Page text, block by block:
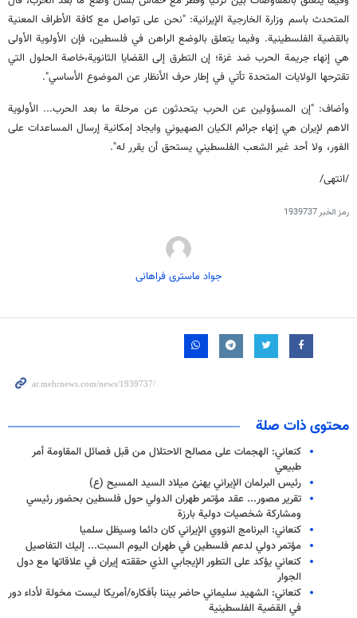
المتحدث باسم وزارة الخارجية الإيرانية: "نحن على تواصل مع كافة الأطراف المعنية
بالقضية الفلسطينية. وفيما يتعلق بالوضع الراهن في فلسطين، فإن الأولوية الأولى
هي إنهاء جريمة الحرب ضد غزة؛ إن التطرق إلى القضايا الثانوية،خاصة الحلول التي
تقترحها الولايات المتحدة تأتي في إطار حرف الأنظار عن الموضوع الأساسي".
وأضاف: "إن المسؤولين عن الحرب يتحدثون عن مرحلة ما بعد الحرب... الأولوية
الاهم لإيران هي إنهاء جرائم الكيان الصهيوني وايجاد إمكانية إرسال المساعدات على
الفور، ولا أحد غير الشعب الفلسطيني يستحق أن يقرر له".
/انتهى/
رمز الخبر1939737
جواد ماستری فراهانی
محتوى ذات صلة
كنعاني: الهجمات على مصالح الاحتلال من قبل فصائل المقاومة أمر
طبيعي
رئيس البرلمان الإيراني يهنئ ميلاد السيد المسيح (ع)
تقرير مصور... عقد مؤتمر طهران الدولي حول فلسطين بحضور رئيسي
ومشاركة شخصيات دولية بارزة
كنعاني: البرنامج النووي الإيراني كان دائما وسيظل سلميا
مؤتمر دولي لدعم فلسطين في طهران اليوم السبت... إليك التفاصيل
كنعاني يؤكد على التطور الإيجابي الذي حققته إيران في علاقاتها مع دول
الجوار
كنعاني: الشهيد سليماني حاضر بيننا بأفكاره/أمريكا ليست مخولة لأداء دور
في القضية الفلسطينية